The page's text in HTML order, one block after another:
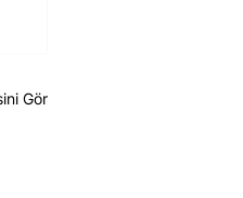
Gör